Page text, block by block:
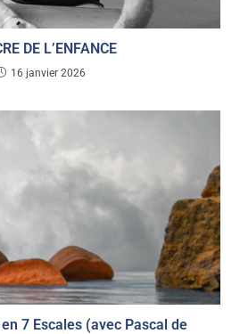
DE L’ENFANCE
16 janvier 2026
en 7 Escales (avec Pascal de